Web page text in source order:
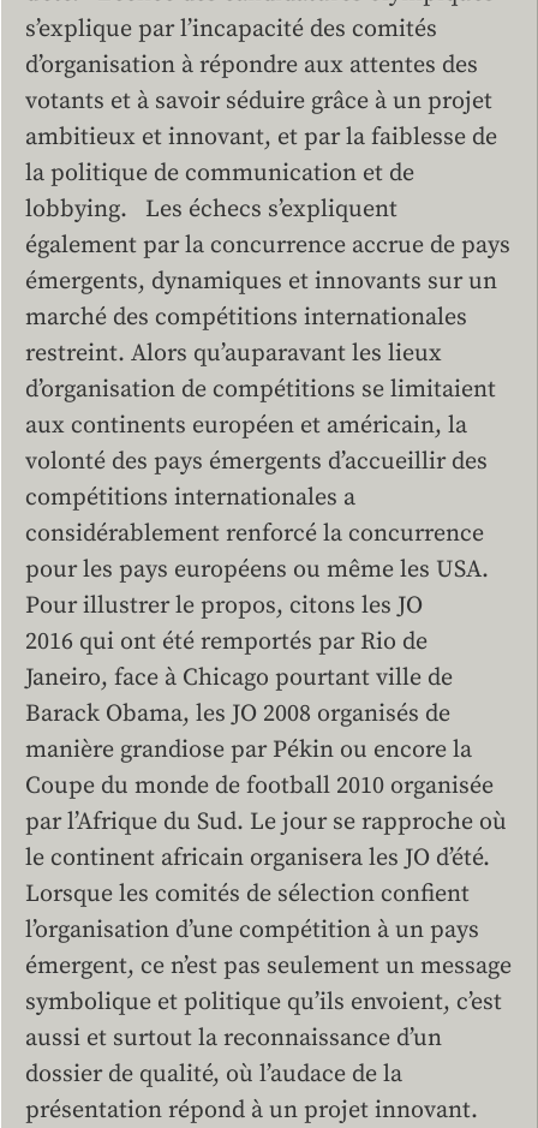
s’explique par l’incapacité des comités
d’organisation à répondre aux attentes des
votants et à savoir séduire grâce à un projet
ambitieux et innovant, et par la faiblesse de
la politique de communication et de
lobbying. Les échecs s’expliquent
également par la concurrence accrue de pays
émergents, dynamiques et innovants sur un
marché des compétitions internationales
restreint. Alors qu’auparavant les lieux
d’organisation de compétitions se limitaient
aux continents européen et américain, la
volonté des pays émergents d’accueillir des
compétitions internationales a
considérablement renforcé la concurrence
pour les pays européens ou même les USA.
Pour illustrer le propos, citons les JO
2016 qui ont été remportés par Rio de
Janeiro, face à Chicago pourtant ville de
Barack Obama, les JO 2008 organisés de
manière grandiose par Pékin ou encore la
Coupe du monde de football 2010 organisée
par l’Afrique du Sud. Le jour se rapproche où
le continent africain organisera les JO d’été.
Lorsque les comités de sélection confient
l’organisation d’une compétition à un pays
émergent, ce n’est pas seulement un message
symbolique et politique qu’ils envoient, c’est
aussi et surtout la reconnaissance d’un
dossier de qualité, où l’audace de la
présentation répond à un projet innovant.